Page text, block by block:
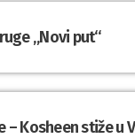
„Novi put“
Kosheen stiže u